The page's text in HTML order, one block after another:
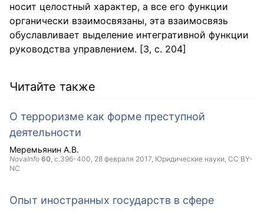
носит целостный характер, а все его функции
органически взаимосвязаны, эта взаимосвязь
обуславливает выделение интегративной функции
руководства управлением. [3, с. 204]
Читайте также
О терроризме как форме преступной
деятельности
Меремьянин А.В.
NovaInfo 60, с.396-400, 28 февраля 2017, Юридические науки, CC BY-
NC
Опыт иностранных государств в сфере